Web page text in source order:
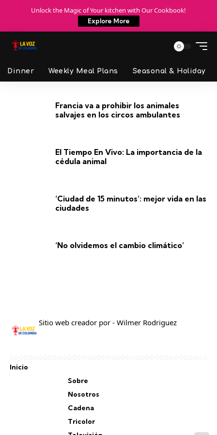
Unlock the Magic of Your kitchen with Our Cookbook!
Explore More
Dinner Weekly Meal Plans Seasonal & Holiday
Francia va a prohibir los animales
salvajes en los circos ambulantes
El Tiempo En Vivo: La importancia de la
cédula animal
‘Ciudad de 15 minutos’: mejor vida en las
ciudades
‘No olvidemos el cambio climático’
Sitio web creador por - Wilmer Rodriguez
Inicio
Sobre
Nosotros
Cadena
Tricolor